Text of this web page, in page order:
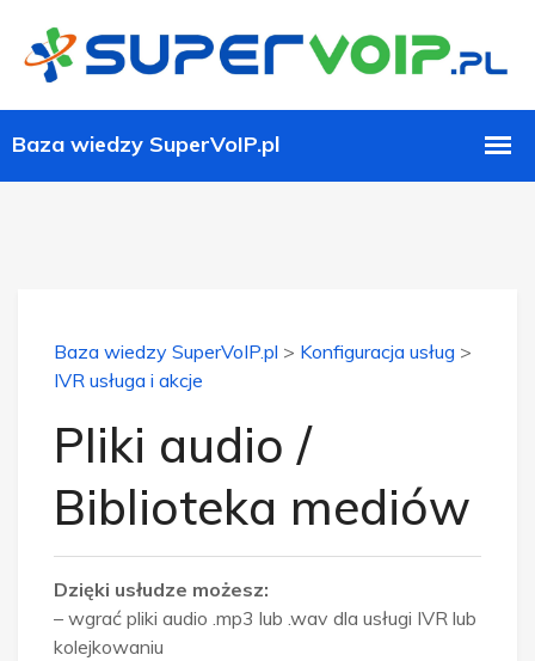
Baza wiedzy SuperVoIP.pl > Konfiguracja usług >
IVR usługa i akcje
PIiki audio /
Biblioteka mediów
Dzięki usłudze możesz:
– wgrać pliki audio .mp3 lub .wav dla usługi IVR lub
kolejkowaniu